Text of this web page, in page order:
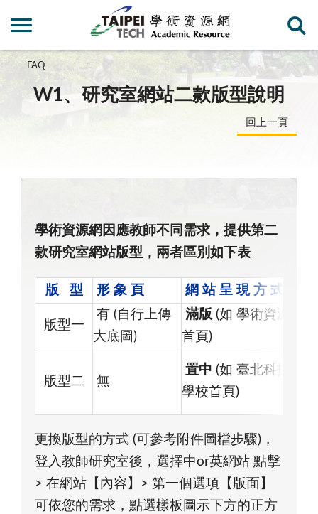
FAQ
W1、研究室網站二款版型說明
回上一頁
學術資源網因應教師不同需求，提供第二
款研究室網站版型，兩者區別如下表
版 型 形 象 頁 網 站 呈 現 方 式
版型一
有 (自行上傳
大底圖)
滿版 (如 學術資源網
首頁)
版型二 無
置中 (如 臺北科技大
學校首頁)
更換版型的方式 (可參考附件圖檔步驟)，
登入教師研究室後，選擇中or英網站 點擊
> 在網站【內容】> 第一個選項【版面】
可依您的需求，點選樣板圖示下方的正方